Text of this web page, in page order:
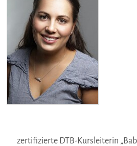
zertifizierte DTB-Kursleiterin